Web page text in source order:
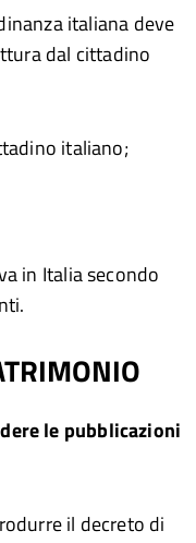
italiana deve
dal cittadino
italiano;
in Italia secondo
le pubblicazioni
il decreto di